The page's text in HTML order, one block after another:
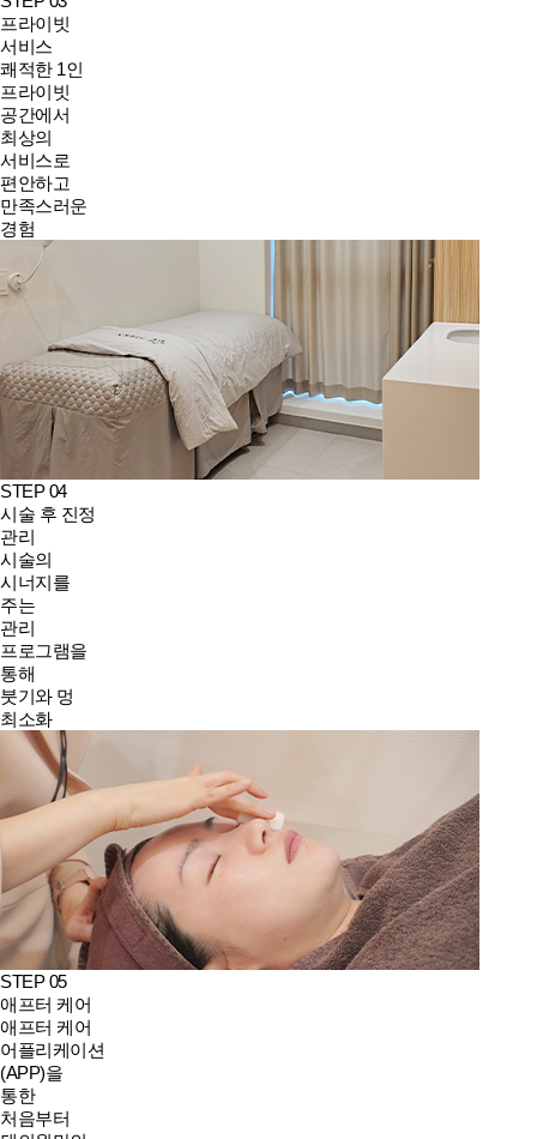
프라이빗
서비스
쾌적한 1인
프라이빗
공간에서
최상의
서비스로
편안하고
만족스러운
경험
STEP 04
시술 후 진정
관리
시술의
시너지를
주는
관리
프로그램을
통해
붓기와 멍
최소화
STEP 05
애프터 케어
애프터 케어
어플리케이션
(APP)을
통한
처음부터